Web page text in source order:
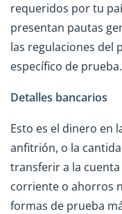
requeridos por tu
presentan pautas
las regulaciones del
específico de prueba.
Detalles bancarios
Esto es el dinero en
anfitrión, o la
transferir a la
corriente o ahorros
formas de prueba